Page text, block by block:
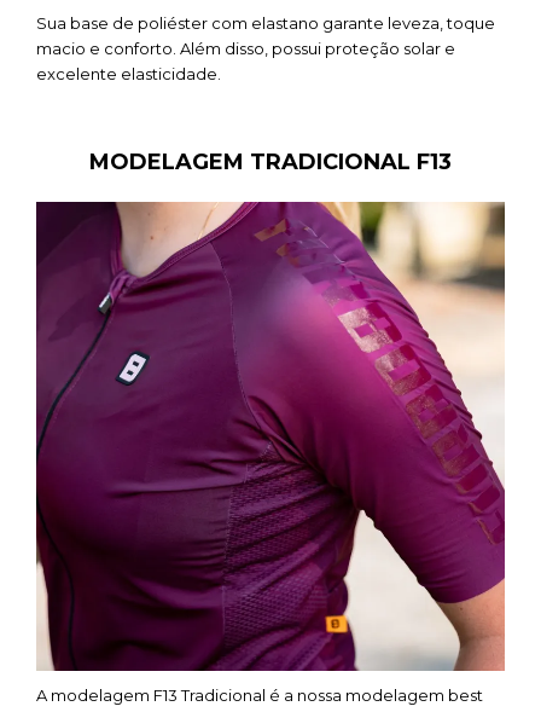
Sua base de poliéster com elastano garante leveza, toque
macio e conforto. Além disso, possui proteção solar e
excelente elasticidade.
MODELAGEM TRADICIONAL F13
A modelagem F13 Tradicional é a nossa modelagem best